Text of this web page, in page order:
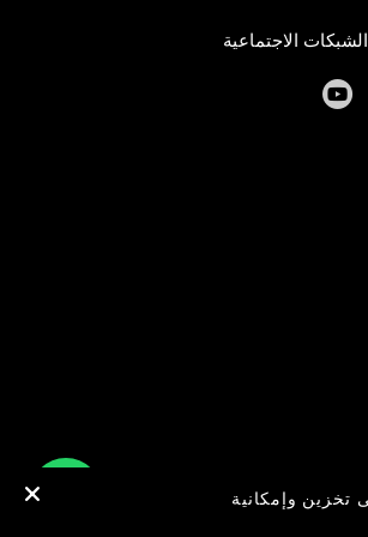
تخزين وإمكانية
الاجتماعية
instagram
الوظائف